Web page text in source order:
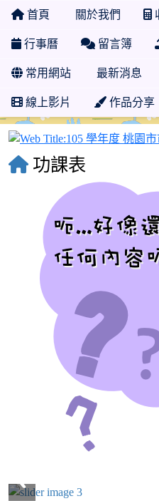
首頁 關於我們
行事曆 留言簿
常用網站 最新消息
線上影片 作品分享
功課表